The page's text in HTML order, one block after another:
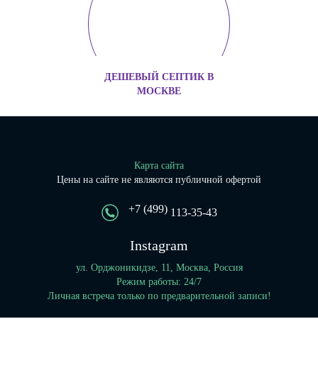
ДЕШЕВЫЙ СЕПТИК В
МОСКВЕ
Карта сайта
Цены на сайте не являются публичной офертой
+7 (499)113-35-43
Instagram
ул. Орджоникидзе, 11, Москва, Россия
Режим работы: 24/7
Личная встреча только по предварительной записи!